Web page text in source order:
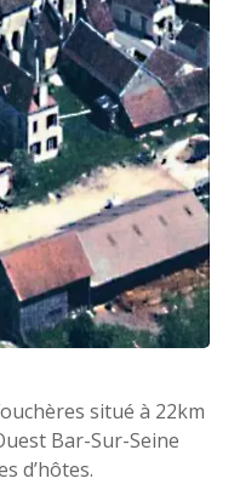
situé à 22km
Bar-Sur-Seine
d’hôtes.